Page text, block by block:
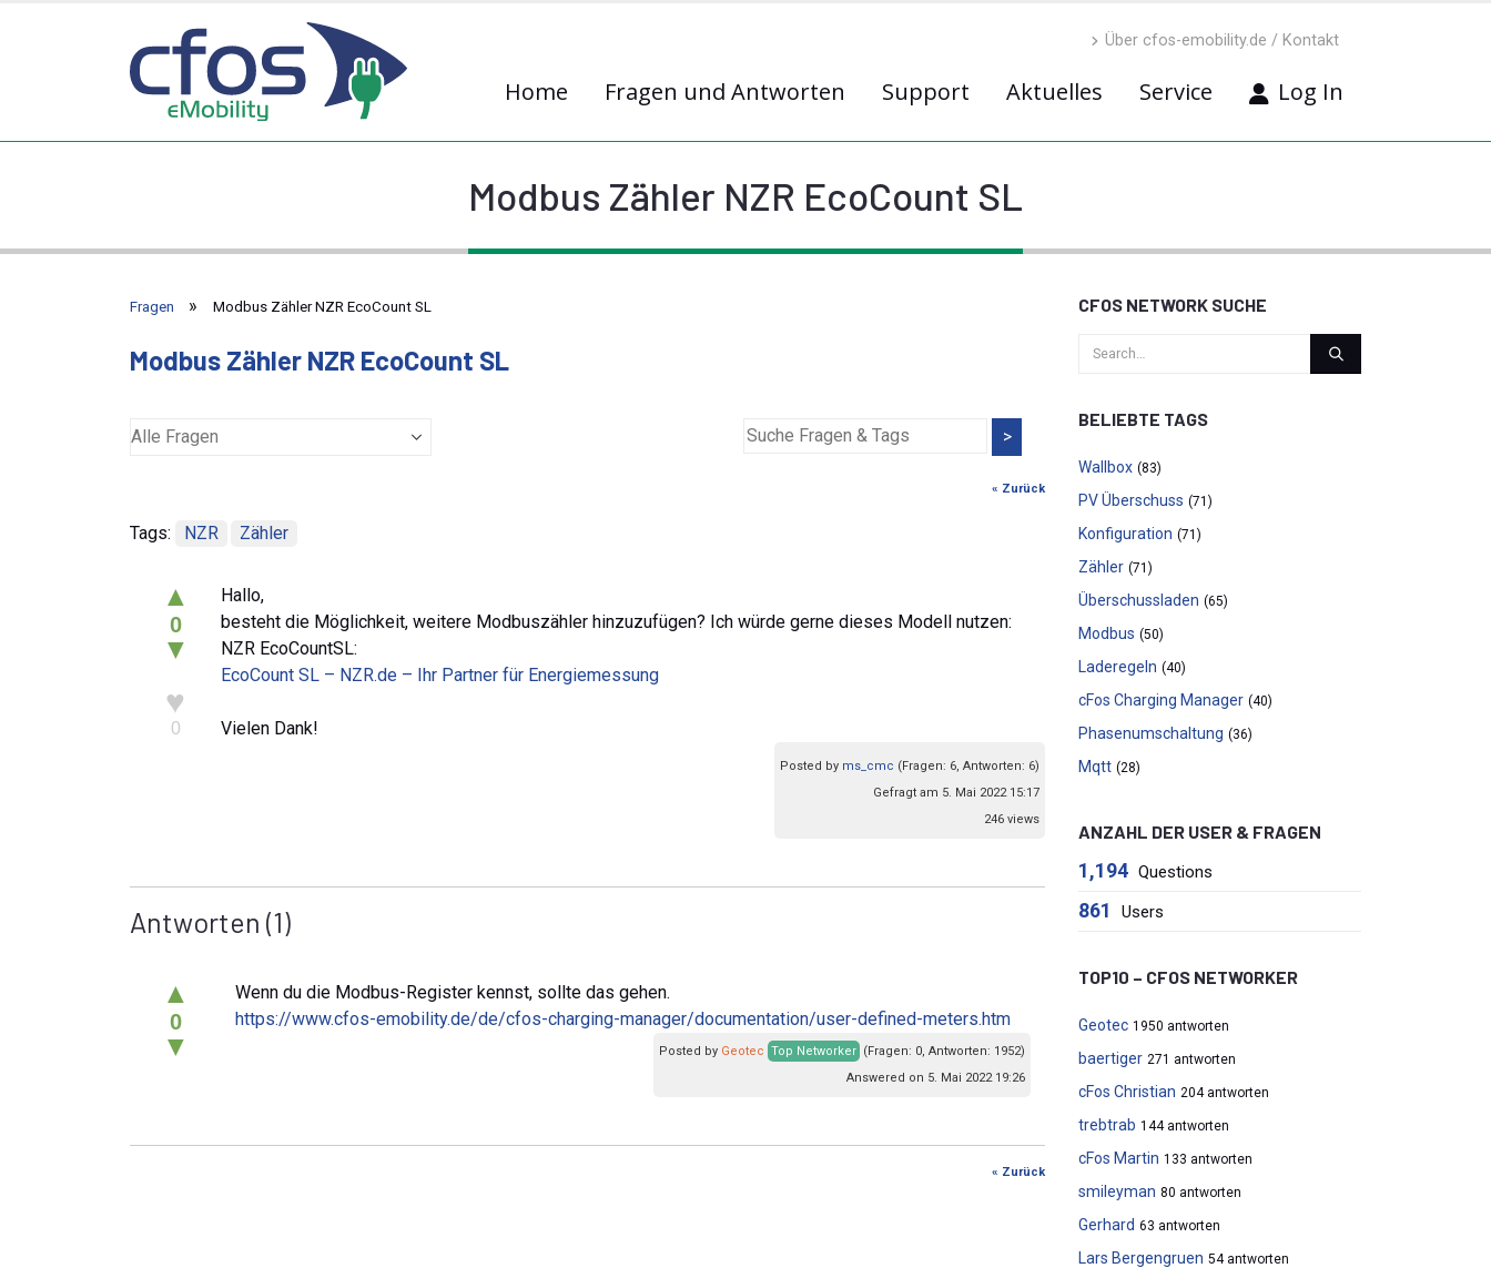
Über cfos-emobility.de / Kontakt
Home Fragen und Antworten Support Aktuelles Service Log In
Modbus Zähler NZR EcoCount SL
Fragen Modbus Zähler NZR EcoCount SL
Modbus Zähler NZR EcoCount SL
>
« Zurück
Tags: NZR Zähler
▲
0
▼
♥
0
Hallo,
besteht die Möglichkeit, weitere Modbuszähler hinzuzufügen? Ich würde gerne dieses Modell nutzen:
NZR EcoCountSL:
EcoCount SL – NZR.de – Ihr Partner für Energiemessung
Vielen Dank!
Posted by ms_cmc (Fragen: 6, Antworten: 6)
Gefragt am 5. Mai 2022 15:17
246 views
Antworten (1)
▲
0
▼
Wenn du die Modbus-Register kennst, sollte das gehen.
https://www.cfos-emobility.de/de/cfos-charging-manager/documentation/user-defined-meters.htm
Posted by Geotec Top Networker (Fragen: 0, Antworten: 1952)
Answered on 5. Mai 2022 19:26
« Zurück
CFOS NETWORK SUCHE
BELIEBTE TAGS
Wallbox (83)
PV Überschuss (71)
Konfiguration (71)
Zähler (71)
Überschussladen (65)
Modbus (50)
Laderegeln (40)
cFos Charging Manager (40)
Phasenumschaltung (36)
Mqtt (28)
ANZAHL DER USER & FRAGEN
1,194 Questions
861 Users
TOP10 – CFOS NETWORKER
Geotec 1950 antworten
baertiger 271 antworten
cFos Christian 204 antworten
trebtrab 144 antworten
cFos Martin 133 antworten
smileyman 80 antworten
Gerhard 63 antworten
Lars Bergengruen 54 antworten